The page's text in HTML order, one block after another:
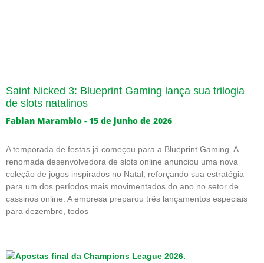
Saint Nicked 3: Blueprint Gaming lança sua trilogia
de slots natalinos
Fabian Marambio 15 de junho de 2026
A temporada de festas já começou para a Blueprint Gaming. A
renomada desenvolvedora de slots online anunciou uma nova
coleção de jogos inspirados no Natal, reforçando sua estratégia
para um dos períodos mais movimentados do ano no setor de
cassinos online. A empresa preparou três lançamentos especiais
para dezembro, todos